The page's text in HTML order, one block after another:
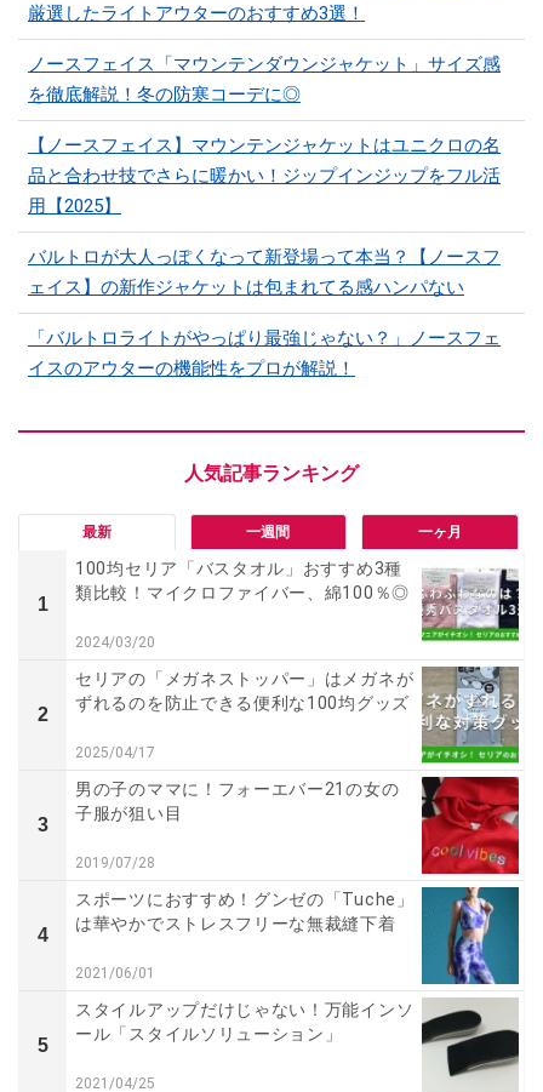
厳選したライトアウターのおすすめ3選！
ノースフェイス「マウンテンダウンジャケット」サイズ感
を徹底解説！冬の防寒コーデに◎
【ノースフェイス】マウンテンジャケットはユニクロの名
品と合わせ技でさらに暖かい！ジップインジップをフル活
用【2025】
バルトロが大人っぽくなって新登場って本当？【ノースフ
ェイス】の新作ジャケットは包まれてる感ハンパない
「バルトロライトがやっぱり最強じゃない？」ノースフェ
イスのアウターの機能性をプロが解説！
最新 一週間 一ヶ月
1
100均セリア「バスタオル」おすすめ3種
類比較！マイクロファイバー、綿100％◎
2024/03/20
2
セリアの「メガネストッパー」はメガネが
ずれるのを防止できる便利な100均グッズ
2025/04/17
3
男の子のママに！フォーエバー21の女の
子服が狙い目
2019/07/28
4
スポーツにおすすめ！グンゼの「Tuche」
は華やかでストレスフリーな無裁縫下着
2021/06/01
5
スタイルアップだけじゃない！万能インソ
ール「スタイルソリューション」
2021/04/25